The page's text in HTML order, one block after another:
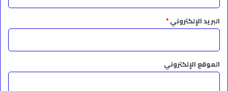
البريد الإلكتروني*
الموقع الإلكتروني